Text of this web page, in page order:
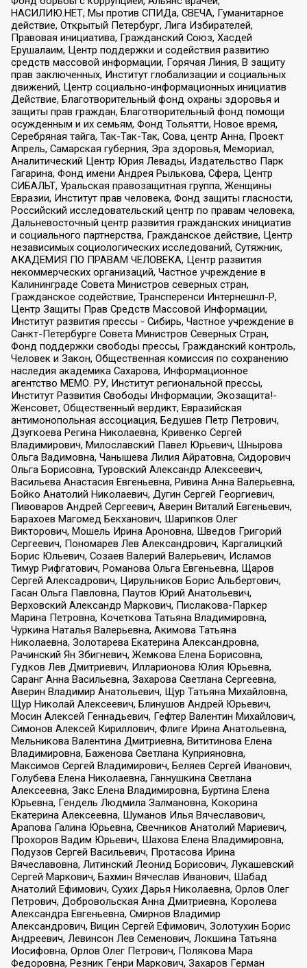
НАСИЛИЮ.НЕТ, Мы против СПИДа, СВЕЧА, Гуманитарное
действие, Открытый Петербург, Лига Избирателей,
Правовая инициатива, Гражданский Союз, Хасдей
Ерушалаим, Центр поддержки и содействия развитию
средств массовой информации, Горячая Линия, В защиту
прав заключенных, Институт глобализации и социальных
движений, Центр социально-информационных инициатив
Действие, Благотворительный фонд охраны здоровья и
защиты прав граждан, Благотворительный фонд помощи
осужденным и их семьям, Фонд Тольятти, Новое время,
Серебряная тайга, Так-Так-Так, Сова, центр Анна, Проект
Апрель, Самарская губерния, Эра здоровья, Мемориал,
Аналитический Центр Юрия Левады, Издательство Парк
Гагарина, Фонд имени Андрея Рылькова, Сфера, Центр
СИБАЛЬТ, Уральская правозащитная группа, Женщины
Евразии, Институт прав человека, Фонд защиты гласности,
Российский исследовательский центр по правам человека,
Дальневосточный центр развития гражданских инициатив
и социального партнерства, Гражданское действие, Центр
независимых социологических исследований, Сутяжник,
АКАДЕМИЯ ПО ПРАВАМ ЧЕЛОВЕКА, Центр развития
некоммерческих организаций, Частное учреждение в
Калининграде Совета Министров северных стран,
Гражданское содействие, Трансперенси Интернешнл-Р,
Центр Защиты Прав Средств Массовой Информации,
Институт развития прессы - Сибирь, Частное учреждение в
Санкт-Петербурге Совета Министров Северных Стран,
Фонд поддержки свободы прессы, Гражданский контроль,
Человек и Закон, Общественная комиссия по сохранению
наследия академика Сахарова, Информационное
агентство МЕМО. РУ, Институт региональной прессы,
Институт Развития Свободы Информации, Экозащита!-
Женсовет, Общественный вердикт, Евразийская
антимонопольная ассоциация, Бедушев Петр Петрович,
Дзугкоева Регина Николаевна, Кривенко Сергей
Владимирович, Милославский Павел Юрьевич, Шнырова
Ольга Вадимовна, Чанышева Лилия Айратовна, Сидорович
Ольга Борисовна, Туровский Александр Алексеевич,
Васильева Анастасия Евгеньевна, Ривина Анна Валерьевна,
Бойко Анатолий Николаевич, Дугин Сергей Георгиевич,
Пивоваров Андрей Сергеевич, Аверин Виталий Евгеньевич,
Барахоев Магомед Бекханович, Шарипков Олег
Викторович, Мошель Ирина Ароновна, Шведов Григорий
Сергеевич, Пономарев Лев Александрович, Каргалицкий
Борис Юльевич, Созаев Валерий Валерьевич, Исламов
Тимур Рифгатович, Романова Ольга Евгеньевна, Щаров
Сергей Алексадрович, Цирульников Борис Альбертович,
Гасан Ольга Павловна, Паутов Юрий Анатольевич,
Верховский Александр Маркович, Пислакова-Паркер
Марина Петровна, Кочеткова Татьяна Владимировна,
Чуркина Наталья Валерьевна, Акимова Татьяна
Николаевна, Золотарева Екатерина Александровна,
Рачинский Ян Збигневич, Жемкова Елена Борисовна,
Гудков Лев Дмитриевич, Илларионова Юлия Юрьевна,
Саранг Анна Васильевна, Захарова Светлана Сергеевна,
Аверин Владимир Анатольевич, Щур Татьяна Михайловна,
Щур Николай Алексеевич, Блинушов Андрей Юрьевич,
Мосин Алексей Геннадьевич, Гефтер Валентин Михайлович,
Симонов Алексей Кириллович, Флиге Ирина Анатольевна,
Мельникова Валентина Дмитриевна, Вититинова Елена
Владимировна, Баженова Светлана Куприяновна,
Максимов Сергей Владимирович, Беляев Сергей Иванович,
Голубева Елена Николаевна, Ганнушкина Светлана
Алексеевна, Закс Елена Владимировна, Буртина Елена
Юрьевна, Гендель Людмила Залмановна, Кокорина
Екатерина Алексеевна, Шуманов Илья Вячеславович,
Арапова Галина Юрьевна, Свечников Анатолий Мариевич,
Прохоров Вадим Юрьевич, Шахова Елена Владимировна,
Подузов Сергей Васильевич, Протасова Ирина
Вячеславовна, Литинский Леонид Борисович, Лукашевский
Сергей Маркович, Бахмин Вячеслав Иванович, Шабад
Анатолий Ефимович, Сухих Дарья Николаевна, Орлов Олег
Петрович, Добровольская Анна Дмитриевна, Королева
Александра Евгеньевна, Смирнов Владимир
Александрович, Вицин Сергей Ефимович, Золотухин Борис
Андреевич, Левинсон Лев Семенович, Локшина Татьяна
Иосифовна, Орлов Олег Петрович, Полякова Мара
Федоровна, Резник Генри Маркович, Захаров Герман